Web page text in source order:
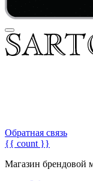
Обратная связь
{{ count }}
Магазин брендовой